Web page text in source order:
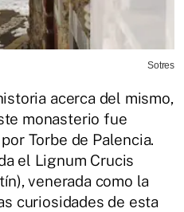
Sotres
acerca del mismo,
monasterio fue
Torbe de Palencia.
el Lignum Crucis
venerada como la
curiosidades de esta